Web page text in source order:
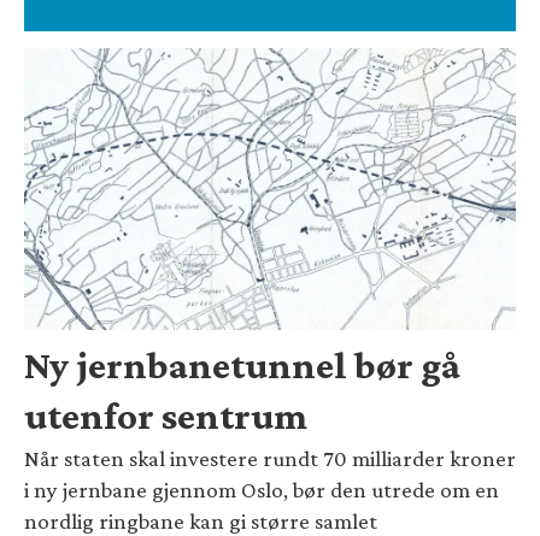
Ny jernbanetunnel bør gå
utenfor sentrum
Når staten skal investere rundt 70 milliarder kroner
i ny jernbane gjennom Oslo, bør den utrede om en
nordlig ringbane kan gi større samlet